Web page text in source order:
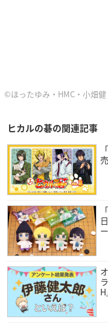
©ほったゆみ・HMC・小畑
ヒカルの碁の関連記事